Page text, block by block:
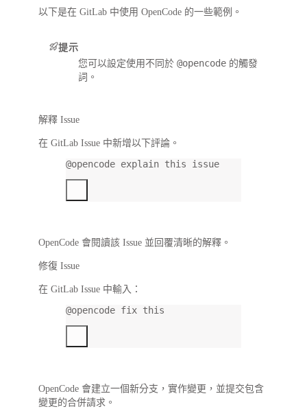
以下是在 GitLab 中使用 OpenCode 的一些範例。
提示
您可以設定使用不同於 @opencode 的觸發
詞。
解釋 Issue
在 GitLab Issue 中新增以下評論。
@opencode explain this issue
OpenCode 會閱讀該 Issue 並回覆清晰的解釋。
修復 Issue
在 GitLab Issue 中輸入：
@opencode fix this
OpenCode 會建立一個新分支，實作變更，並提交包含
變更的合併請求。